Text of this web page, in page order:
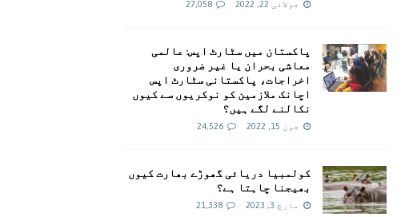
جولائی 22, 2022 27,058
پاکستان میں سٹارٹ اپس: عالمی
معاشی بحران یا غیر ضروری
اخراجات، پاکستانی سٹارٹ اپس
اچانک ملازمین کو نوکریوں سے کیوں
نکالنے لگے ہیں؟
جون 15, 2022 24,526
کولمبیا دریائی گھوڑے بھارت کیوں
بھیجنا چاہتا ہے؟
مارچ 3, 2023 21,338